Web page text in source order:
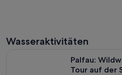
Wasseraktivitäten
Palfau:
Tour auf der